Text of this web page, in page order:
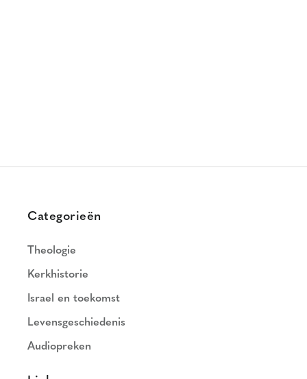
Categorieën
Theologie
Kerkhistorie
Israel en toekomst
Levensgeschiedenis
Audiopreken